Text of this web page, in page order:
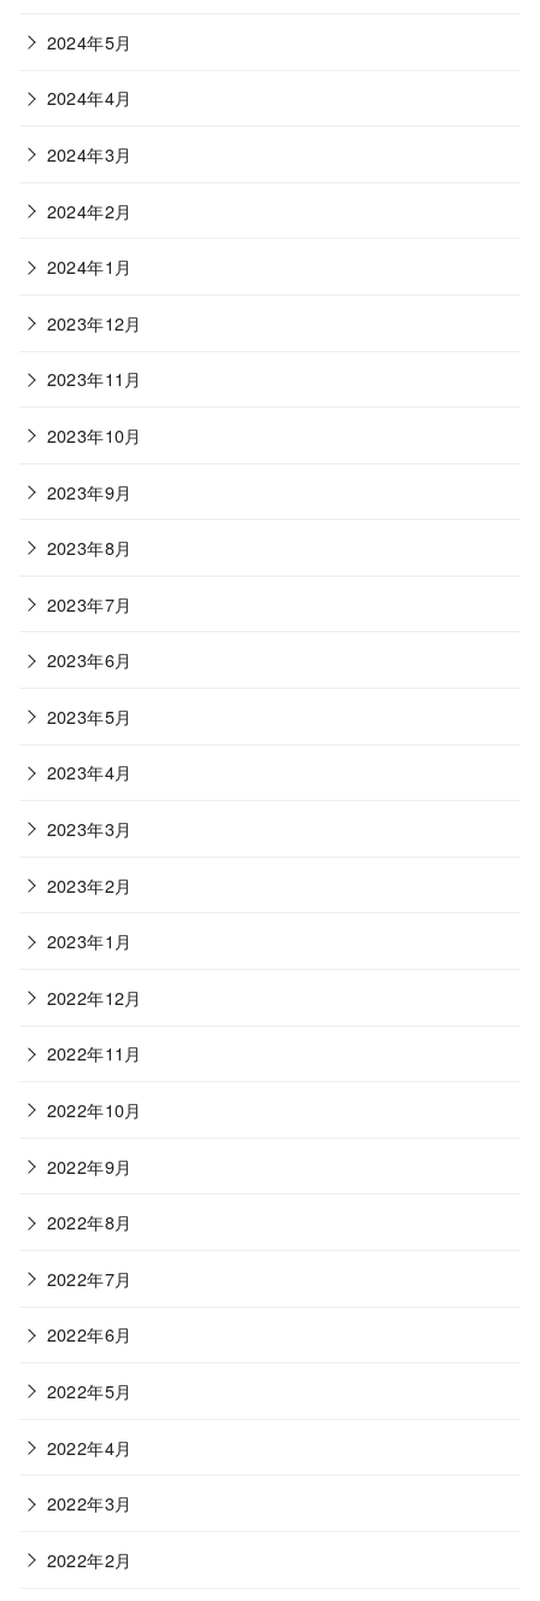
2024年5月
2024年4月
2024年3月
2024年2月
2024年1月
2023年12月
2023年11月
2023年10月
2023年9月
2023年8月
2023年7月
2023年6月
2023年5月
2023年4月
2023年3月
2023年2月
2023年1月
2022年12月
2022年11月
2022年10月
2022年9月
2022年8月
2022年7月
2022年6月
2022年5月
2022年4月
2022年3月
2022年2月